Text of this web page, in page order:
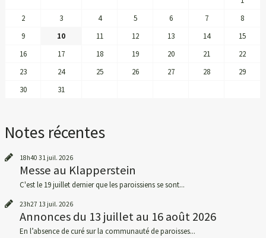
2
3 4 5 6 7
8
9
10 11 12 13 14
15
16
17 18 19 20 21
22
23
24 25 26 27 28
29
30
31
Notes récentes
18h40 31 juil. 2026
Messe au Klapperstein
C'est le 19 juillet dernier que les paroissiens se sont...
23h27 13 juil. 2026
Annonces du 13 juillet au 16 août 2026
En l’absence de curé sur la communauté de paroisses...